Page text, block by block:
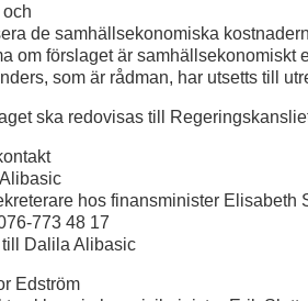
och
de samhällsekonomiska
om förslaget är samhällsekonomiskt
som är rådman, har utsetts till
ska redovisas till
hos finansminister Elisabeth
773 48 17
till Dalila Alibasic
Edström